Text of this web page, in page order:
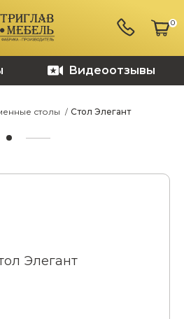
0
Видеоотзывы
столы Стол Элегант